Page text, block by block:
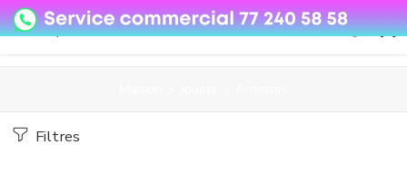
08o35epzeyex8vmjn04i2j4algz26o
Filtres